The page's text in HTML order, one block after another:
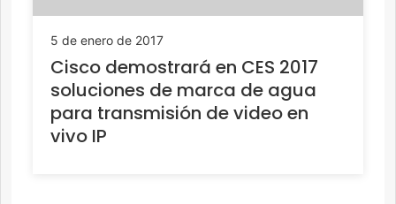
5 de enero de 2017
Cisco demostrará en CES 2017
soluciones de marca de agua
para transmisión de video en
vivo IP